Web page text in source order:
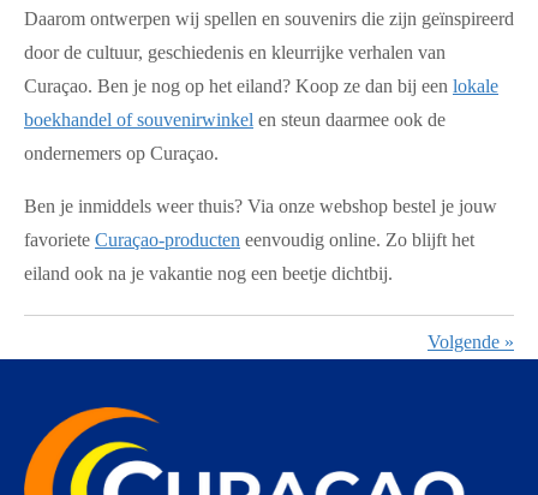
Daarom ontwerpen wij spellen en souvenirs die zijn geïnspireerd
door de cultuur, geschiedenis en kleurrijke verhalen van
Curaçao. Ben je nog op het eiland? Koop ze dan bij een lokale
boekhandel of souvenirwinkel en steun daarmee ook de
ondernemers op Curaçao.
Ben je inmiddels weer thuis? Via onze webshop bestel je jouw
favoriete Curaçao-producten eenvoudig online. Zo blijft het
eiland ook na je vakantie nog een beetje dichtbij.
Volgende »